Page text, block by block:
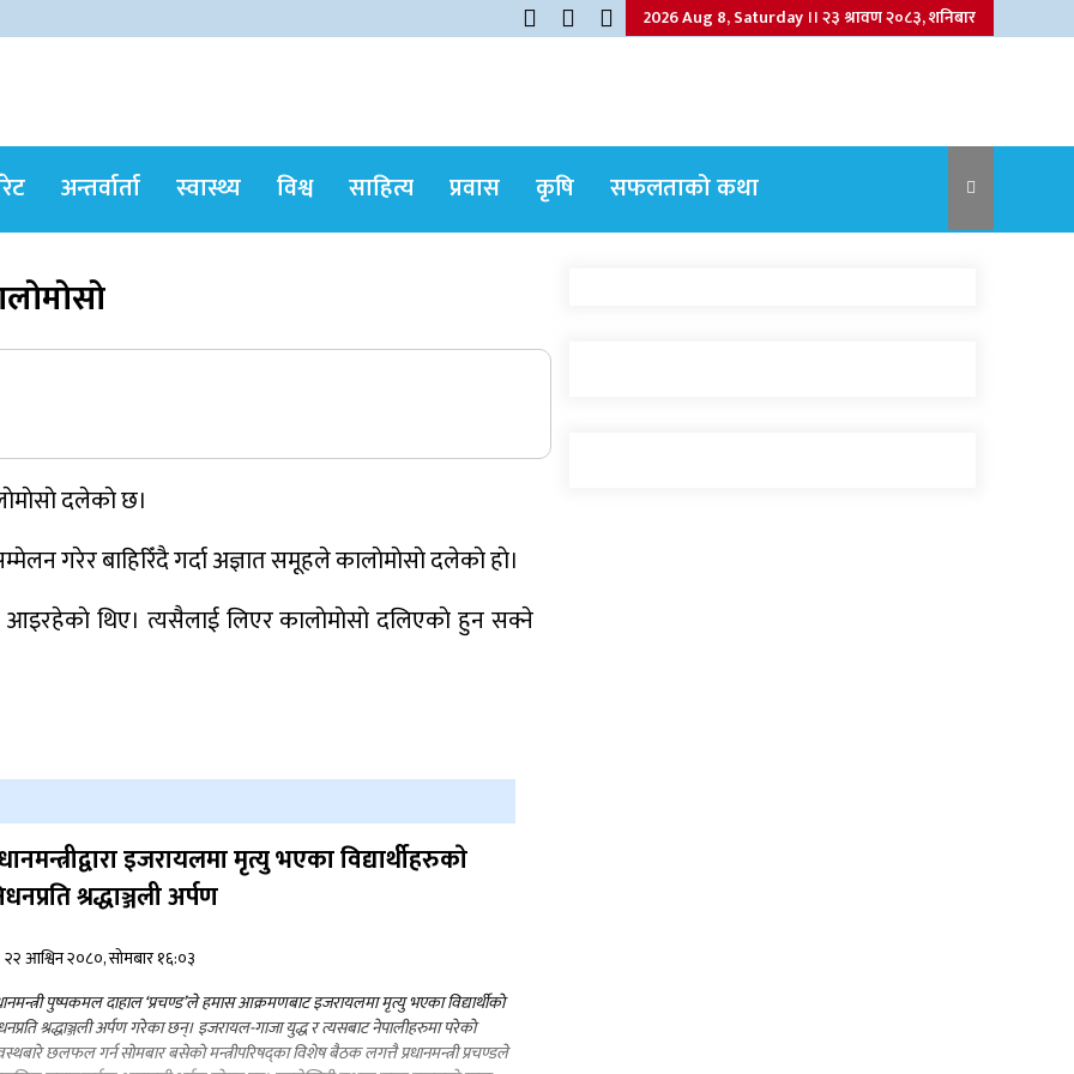
2026 Aug 8, Saturday ।। २३ श्रावण २०८३, शनिबार
अन्तर्वार्ता स्वास्थ्य विश्व साहित्य प्रवास कृषि सफलताको कथा
सर्वोच्चले खारेज गर्‍यो दानबहादुर बुढाको रिट,
नृपध्वज निरौलाको इजलासले उक्त निर्णय
खारेजको आदेश गरेको हो ।
दलेकाे छ।
गरेर बाहिरिँदै गर्दा अज्ञात समूहले कालाेमाेसाे दलेकाे हाे।
आइरहेकाे थिए। त्यसैलाई लिएर कालाेमाेसाे दलिएकाे हुन सक्ने
इजरायलमा मृत्यु भएका विद्यार्थीहरुकाे
श्रद्धाञ्जली अर्पण
२२ आश्विन २०८०, सोमबार १६:०३
पुष्पकमल दाहाल ‘प्रचण्ड’ले हमास आक्रमणबाट इजरायलमा मृत्यु भएका विद्यार्थीकाे
श्रद्धाञ्जली अर्पण गरेका छन्। इजरायल-गाजा युद्ध र त्यसबाट नेपालीहरुमा परेकाे
छलफल गर्न साेमबार बसेकाे मन्त्रीपरिषद्का विशेष बैठक लगत्तै प्रधानमन्त्री प्रचण्डले